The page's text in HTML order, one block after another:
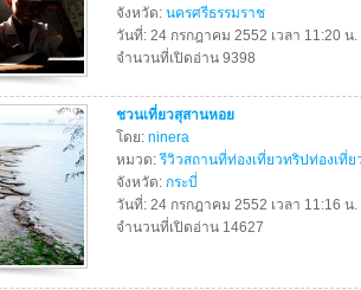
จังหวัด: นครศรีธรรมราช
วันที่: 24 กรกฎาคม 2552 เวลา 11:20 น.
จำนวนที่เปิดอ่าน 9398
ชวนเที่ยวสุสานหอย
โดย: ninera
หมวด:รีวิวสถานที่ท่องเที่ยวทริปท่องเที่ย
จังหวัด: กระบี่
วันที่: 24 กรกฎาคม 2552 เวลา 11:16 น.
จำนวนที่เปิดอ่าน 14627